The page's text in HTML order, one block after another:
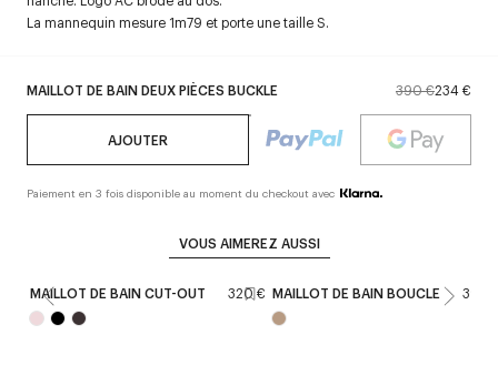
MAILLOT DE BAIN DEUX PIÈCES BUCKLE 390 €234 €
AJOUTER
Paiement en 3 fois disponible au moment du checkout avec
La mannequin mesure 1m79 et porte une taille S.
VOUS AIMEREZ AUSSI
MAILLOT DE BAIN CUT-OUT 320 € MAILLOT DE BAIN BOUCLE 390